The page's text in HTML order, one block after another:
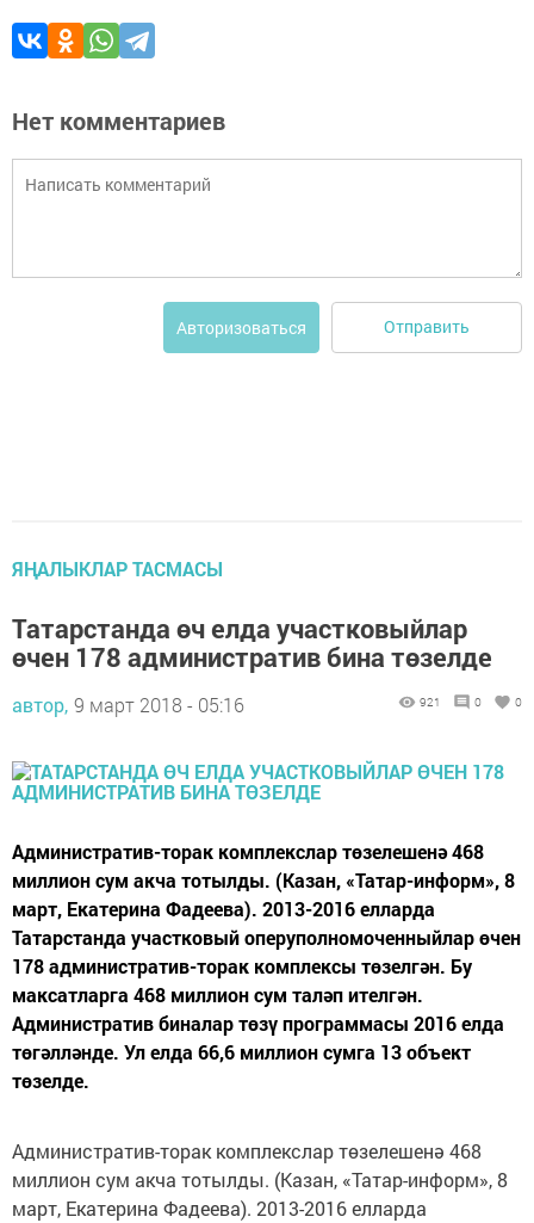
Нет комментариев
Авторизоваться Отправить
ЯҢАЛЫКЛАР ТАСМАСЫ
Татарстанда өч елда участковыйлар
өчен 178 административ бина төзелде
автор, 9 март 2018 - 05:16 921 0 0
Административ-торак комплекслар төзелешенә 468
миллион сум акча тотылды. (Казан, «Татар-информ», 8
март, Екатерина Фадеева). 2013-2016 елларда
Татарстанда участковый оперуполномоченныйлар өчен
178 административ-торак комплексы төзелгән. Бу
максатларга 468 миллион сум таләп ителгән.
Административ биналар төзү программасы 2016 елда
төгәлләнде. Ул елда 66,6 миллион сумга 13 объект
төзелде.
Административ-торак комплекслар төзелешенә 468
миллион сум акча тотылды. (Казан, «Татар-информ», 8
март, Екатерина Фадеева). 2013-2016 елларда